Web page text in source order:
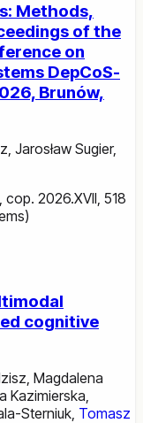
Methods,
of the
on
DepCoS-
Brunów,
, Jarosław Sugier,
2026.XVII, 518
cognitive
Magdalena
Kazimierska
Sterniuk Tomasz